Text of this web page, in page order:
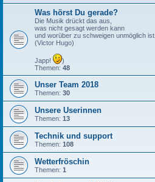
Was hörst Du gerade?
Die Musik drückt das aus,
was nicht gesagt werden kann
und worüber zu schweigen unmöglich ist.
(Victor Hugo)
Japp!
)
Themen: 48
Unser Team 2018
Themen: 30
Unsere Userinnen
Themen: 13
Technik und support
Themen: 108
Wetterfröschin
Themen: 1